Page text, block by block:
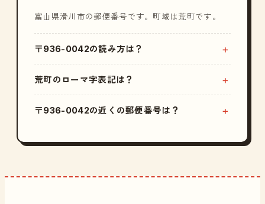
富山県滑川市の郵便番号です。町域は荒町です。
〒936-0042の読み方は？
荒町のローマ字表記は？
〒936-0042の近くの郵便番号は？